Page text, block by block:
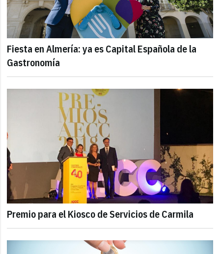
Fiesta en Almería: ya es Capital Española de la
Gastronomía
Premio para el Kiosco de Servicios de Carmila